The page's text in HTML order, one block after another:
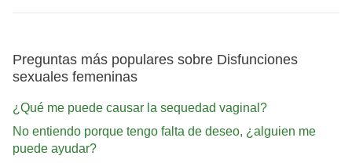
Preguntas más populares sobre Disfunciones
sexuales femeninas
¿Qué me puede causar la sequedad vaginal?
No entiendo porque tengo falta de deseo, ¿alguien me
puede ayudar?